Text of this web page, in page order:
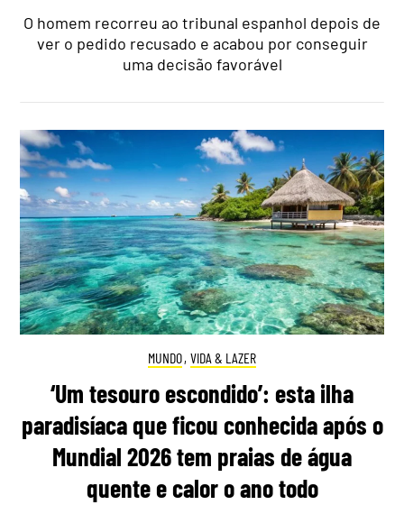
O homem recorreu ao tribunal espanhol depois de
ver o pedido recusado e acabou por conseguir
uma decisão favorável
MUNDO, VIDA & LAZER
‘Um tesouro escondido’: esta ilha
paradisíaca que ficou conhecida após o
Mundial 2026 tem praias de água
quente e calor o ano todo